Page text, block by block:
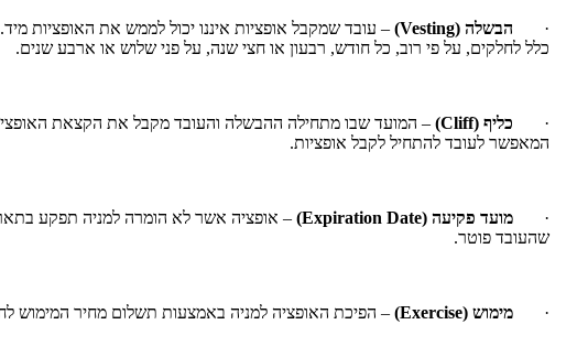
· הבשלה (Vesting)
– עובד שמקבל אופציות איננו יכול לממש את האופציות
כלל לחלקים, על פי רוב, כל חודש, רבעון או חצי שנה, על פני שלוש או ארבע שנים.
· כליף (
Cliff
) – המועד שבו מתחילה ההבשלה והעובד מקבל את הקצאת
המאפשר לעובד להתחיל לקבל אופציות.
· מועד פקיעה (Expiration Date)
– אופציה אשר לא הומרה למניה תפקע
שהעובד פוטר.
· מימוש (Exercise) – הפיכת האופציה למניה באמצעות תשלום מחיר המימוש